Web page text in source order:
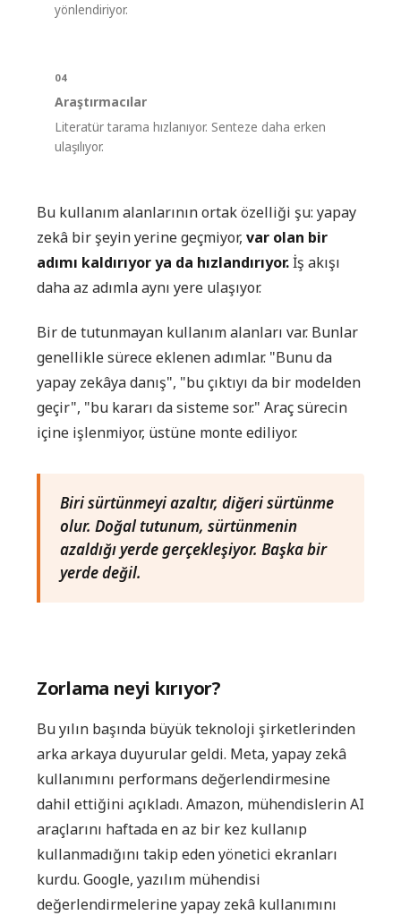
yönlendiriyor.
04
Araştırmacılar
Literatür tarama hızlanıyor. Senteze daha erken
ulaşılıyor.
Bu kullanım alanlarının ortak özelliği şu: yapay
zekâ bir şeyin yerine geçmiyor, var olan bir
adımı kaldırıyor ya da hızlandırıyor.İş akışı
daha az adımla aynı yere ulaşıyor.
Bir de tutunmayan kullanım alanları var. Bunlar
genellikle sürece eklenen adımlar. "Bunu da
yapay zekâya danış", "bu çıktıyı da bir modelden
geçir", "bu kararı da sisteme sor." Araç sürecin
içine işlenmiyor, üstüne monte ediliyor.
Biri sürtünmeyi azaltır, diğeri sürtünme
olur. Doğal tutunum, sürtünmenin
azaldığı yerde gerçekleşiyor. Başka bir
yerde değil.
Zorlama neyi kırıyor?
Bu yılın başında büyük teknoloji şirketlerinden
arka arkaya duyurular geldi. Meta, yapay zekâ
kullanımını performans değerlendirmesine
dahil ettiğini açıkladı. Amazon, mühendislerin AI
araçlarını haftada en az bir kez kullanıp
kullanmadığını takip eden yönetici ekranları
kurdu. Google, yazılım mühendisi
değerlendirmelerine yapay zekâ kullanımını